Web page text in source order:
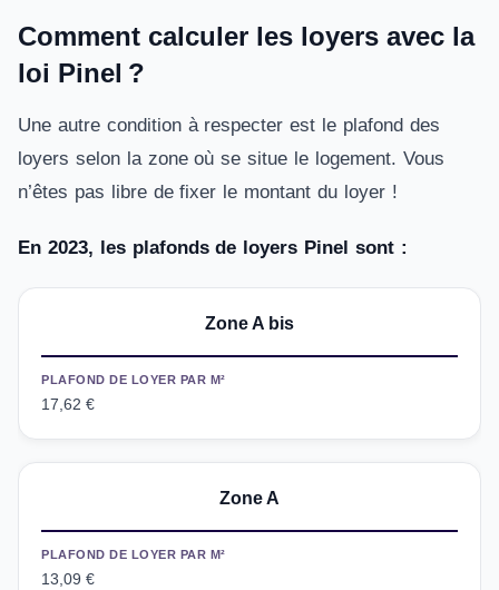
Comment calculer les loyers avec la
loi Pinel ?
Une autre condition à respecter est le plafond des
loyers selon la zone où se situe le logement. Vous
n’êtes pas libre de fixer le montant du loyer !
En 2023, les plafonds de loyers Pinel sont :
Zone A bis
PLAFOND DE LOYER PAR M²
17,62 €
Zone A
PLAFOND DE LOYER PAR M²
13,09 €